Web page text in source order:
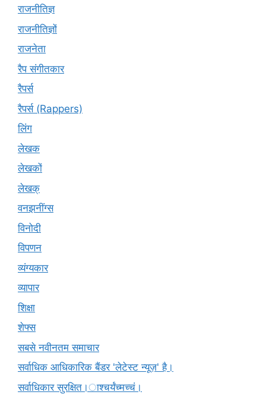
राजनीतिज्ञ
राजनीतिज्ञों
राजनेता
रैप संगीतकार
रैपर्स
रैपर्स (Rappers)
लिंग
लेखक
लेखकों
लेखक्
वनझनींग्स
विनोदी
विपणन
व्यंग्यकार
व्यापार
शिक्षा
शेफ्स
सबसे नवीनतम समाचार
सर्वाधिक आधिकारिक बैंडर 'लेटेस्ट न्यूज़' है।
सर्वाधिकार सुरक्षित।ाश्चर्यंच्मच्चं।